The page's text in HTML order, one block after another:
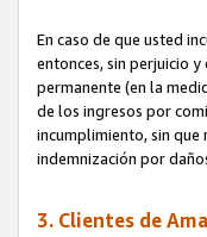
En caso de que usted
entonces, sin perjuicio
permanente (en la
de los ingresos por
incumplimiento, sin que
indemnización por
3. Clientes de